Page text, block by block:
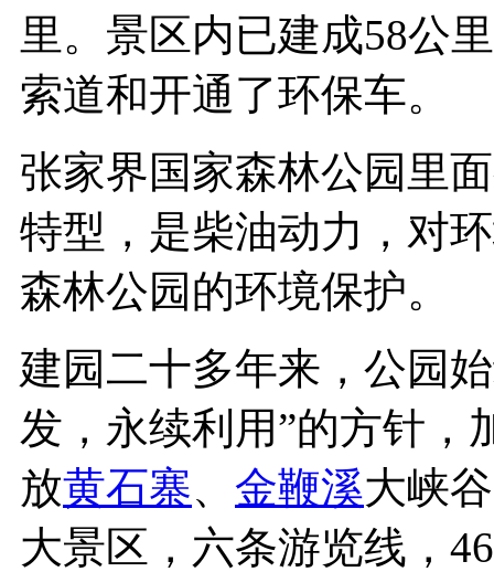
里。景区内已建成58公
索道和开通了环保车。
张家界国家森林公园里
特型，是柴油动力，对
森林公园的环境保护。
建园二十多年来，公园
发，永续利用”的方针，
放黄石寨、 金鞭溪大峡
大景区，六条游览线，